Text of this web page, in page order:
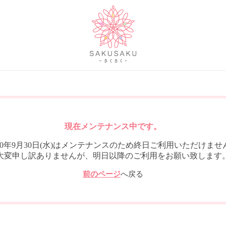
現在メンテナンス中です。
年9月30日(水)はメンテナンスのため終日ご利用いただけませ
変申し訳ありませんが、明日以降のご利用をお願い致します
前のページへ戻る